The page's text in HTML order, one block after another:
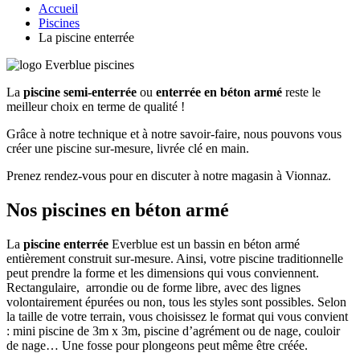
Accueil
Piscines
La piscine enterrée
La piscine semi-enterrée ou enterrée en béton armé reste le
meilleur choix en terme de qualité !
Grâce à notre technique et à notre savoir-faire, nous pouvons vous
créer une piscine sur-mesure, livrée clé en main.
Prenez rendez-vous pour en discuter à notre magasin à Vionnaz.
Nos piscines en béton armé
La piscine enterrée Everblue est un bassin en béton armé
entièrement construit sur-mesure. Ainsi, votre piscine traditionnelle
peut prendre la forme et les dimensions qui vous conviennent.
Rectangulaire, arrondie ou de forme libre, avec des lignes
volontairement épurées ou non, tous les styles sont possibles. Selon
la taille de votre terrain, vous choisissez le format qui vous convient
: mini piscine de 3m x 3m, piscine d’agrément ou de nage, couloir
de nage… Une fosse pour plongeons peut même être créée.